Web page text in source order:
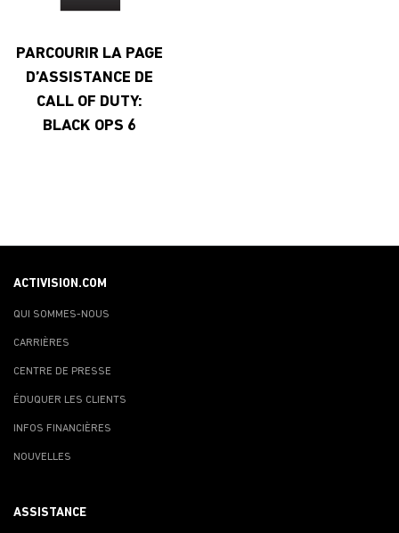
PARCOURIR LA PAGE
D’ASSISTANCE DE
CALL OF DUTY:
BLACK OPS 6
ACTIVISION.COM
QUI SOMMES-NOUS
CARRIÈRES
CENTRE DE PRESSE
ÉDUQUER LES CLIENTS
INFOS FINANCIÈRES
NOUVELLES
ASSISTANCE